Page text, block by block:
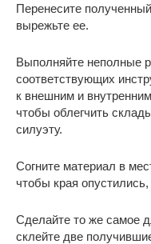
Перенесите
вырежьте ее.
Выполняйте неполные
соответствующих
к внешним и
чтобы облегчить
силуэту.
Согните материал в
чтобы края
Сделайте то же самое
склейте две